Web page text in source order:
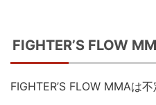
FIGHTER’S FLOW
FIGHTER’S FLOW MMAは不